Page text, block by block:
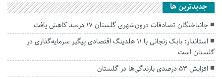
جديدترين ها
جانباختگان تصادفات درون‌شهری گلستان ۱۷ درصد کاهش یافت
استاندار: بابک زنجانی با ۱۱ هلدینگ اقتصادی پیگیر سرمایه‌گذاری در
گلستان است
افزایش ۵۳ درصدی بارندگی‌ها در گلستان